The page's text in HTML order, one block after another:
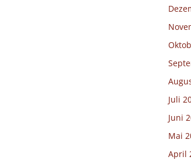
Juli
Juni
Mai
April